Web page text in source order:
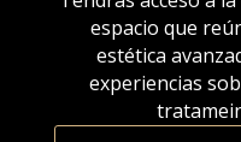
espacio que
estética
experiencias